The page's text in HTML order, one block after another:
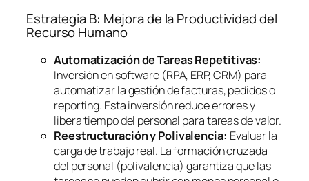
Estrategia B: Mejora de la Productividad del
Recurso Humano
Automatización de Tareas Repetitivas:
Inversión ensoftware(RPA, ERP, CRM) para
automatizar la gestión de facturas, pedidos o
reporting. Esta inversión reduce errores y
libera tiempo del personal para tareas de valor.
Reestructuración y Polivalencia: Evaluar la
carga de trabajo real. La formación cruzada
del personal (polivalencia) garantiza que las